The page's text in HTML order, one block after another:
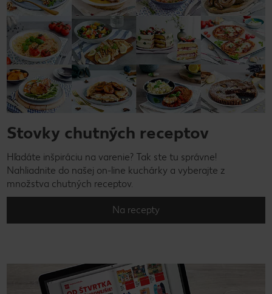
Stovky chutných receptov
Hľadáte inšpiráciu na varenie? Tak ste tu správne!
Nahliadnite do našej on-line kuchárky a vyberajte z
množstva chutných receptov.
Na recepty